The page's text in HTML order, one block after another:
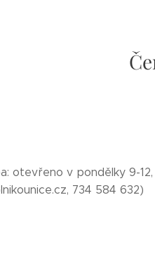
otevřeno v pondělky 9-
734 584 632)